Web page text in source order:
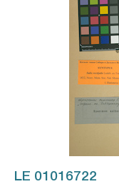
LE 01016722